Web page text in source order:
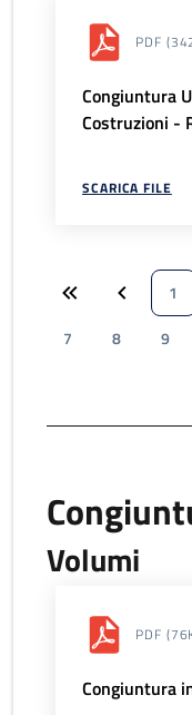
PDF
Congiuntura
Costruzioni -
SCARICA FILE
1
7
8 9
Volumi
PDF
Congiuntura